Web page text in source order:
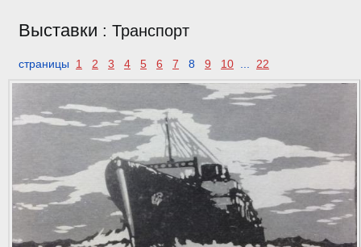
Выставки : Транспорт
страницы 1 2 3 4 5 6 7 8 9 10 ... 22